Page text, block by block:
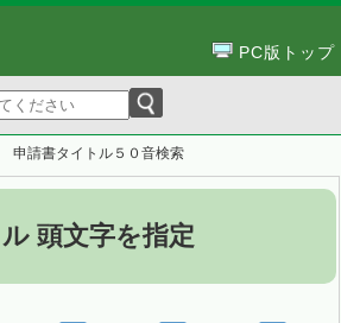
PC版トップ
申請書タイトル５０音検索
頭文字を指定